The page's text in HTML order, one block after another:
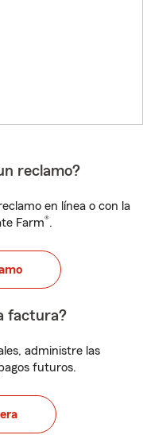
reclamo?
en línea o con la
Farm®.
factura?
administre las
futuros.